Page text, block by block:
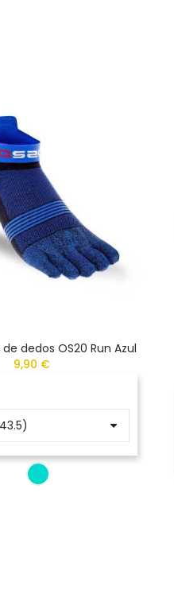
dedos OS20 Run Azul
9,90 €